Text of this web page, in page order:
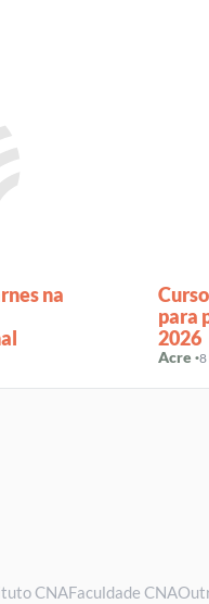
na
para
2026
Acre ·8
CNAFaculdade CNA